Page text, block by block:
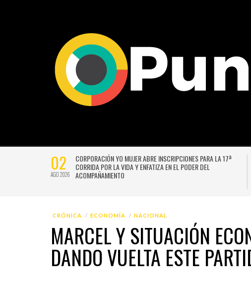
02
AGO 2026
CORPORACIÓN YO MUJER ABRE INSCRIPCIONES PARA LA 17ª
CORRIDA POR LA VIDA Y ENFATIZA EN EL PODER DEL
ACOMPAÑAMIENTO
CRÓNICA ECONOMÍA NACIONAL
MARCEL Y SITUACIÓN
DANDO VUELTA ESTE